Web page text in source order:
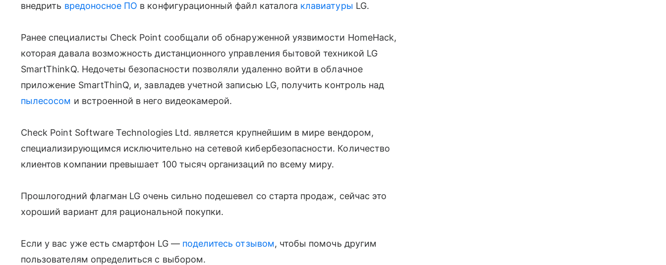
внедрить вредоносное ПО в конфигурационный файл каталога клавиатуры LG.
Ранее специалисты Check Point сообщали об обнаруженной уязвимости HomeHack,
которая давала возможность дистанционного управления бытовой техникой LG
SmartThinkQ. Недочеты безопасности позволяли удаленно войти в облачное
приложение SmartThinQ, и, завладев учетной записью LG, получить контроль над
пылесосом и встроенной в него видеокамерой.
Check Point Software Technologies Ltd. является крупнейшим в мире вендором,
специализирующимся исключительно на сетевой кибербезопасности. Количество
клиентов компании превышает 100 тысяч организаций по всему миру.
Прошлогодний флагман LG очень сильно подешевел со старта продаж, сейчас это
хороший вариант для рациональной покупки.
Если у вас уже есть смартфон LG — поделитесь отзывом, чтобы помочь другим
пользователям определиться с выбором.